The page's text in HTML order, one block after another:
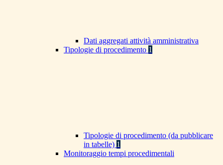
Dati aggregati attività amministrativa
Tipologie di procedimento 1
Tipologie di procedimento (da pubblicare
in tabelle) 1
Monitoraggio tempi procedimentali